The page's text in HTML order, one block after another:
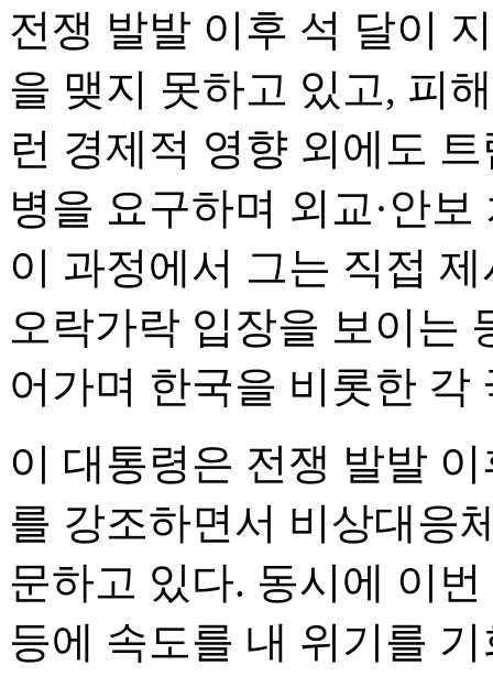
전쟁 발발 이후 석 달이
을 맺지 못하고 있고, 피
런 경제적 영향 외에도
병을 요구하며 외교·안
이 과정에서 그는 직접
오락가락 입장을 보이는
어가며 한국을 비롯한 각
이 대통령은 전쟁 발발
를 강조하면서 비상대응
문하고 있다. 동시에 이
등에 속도를 내 위기를